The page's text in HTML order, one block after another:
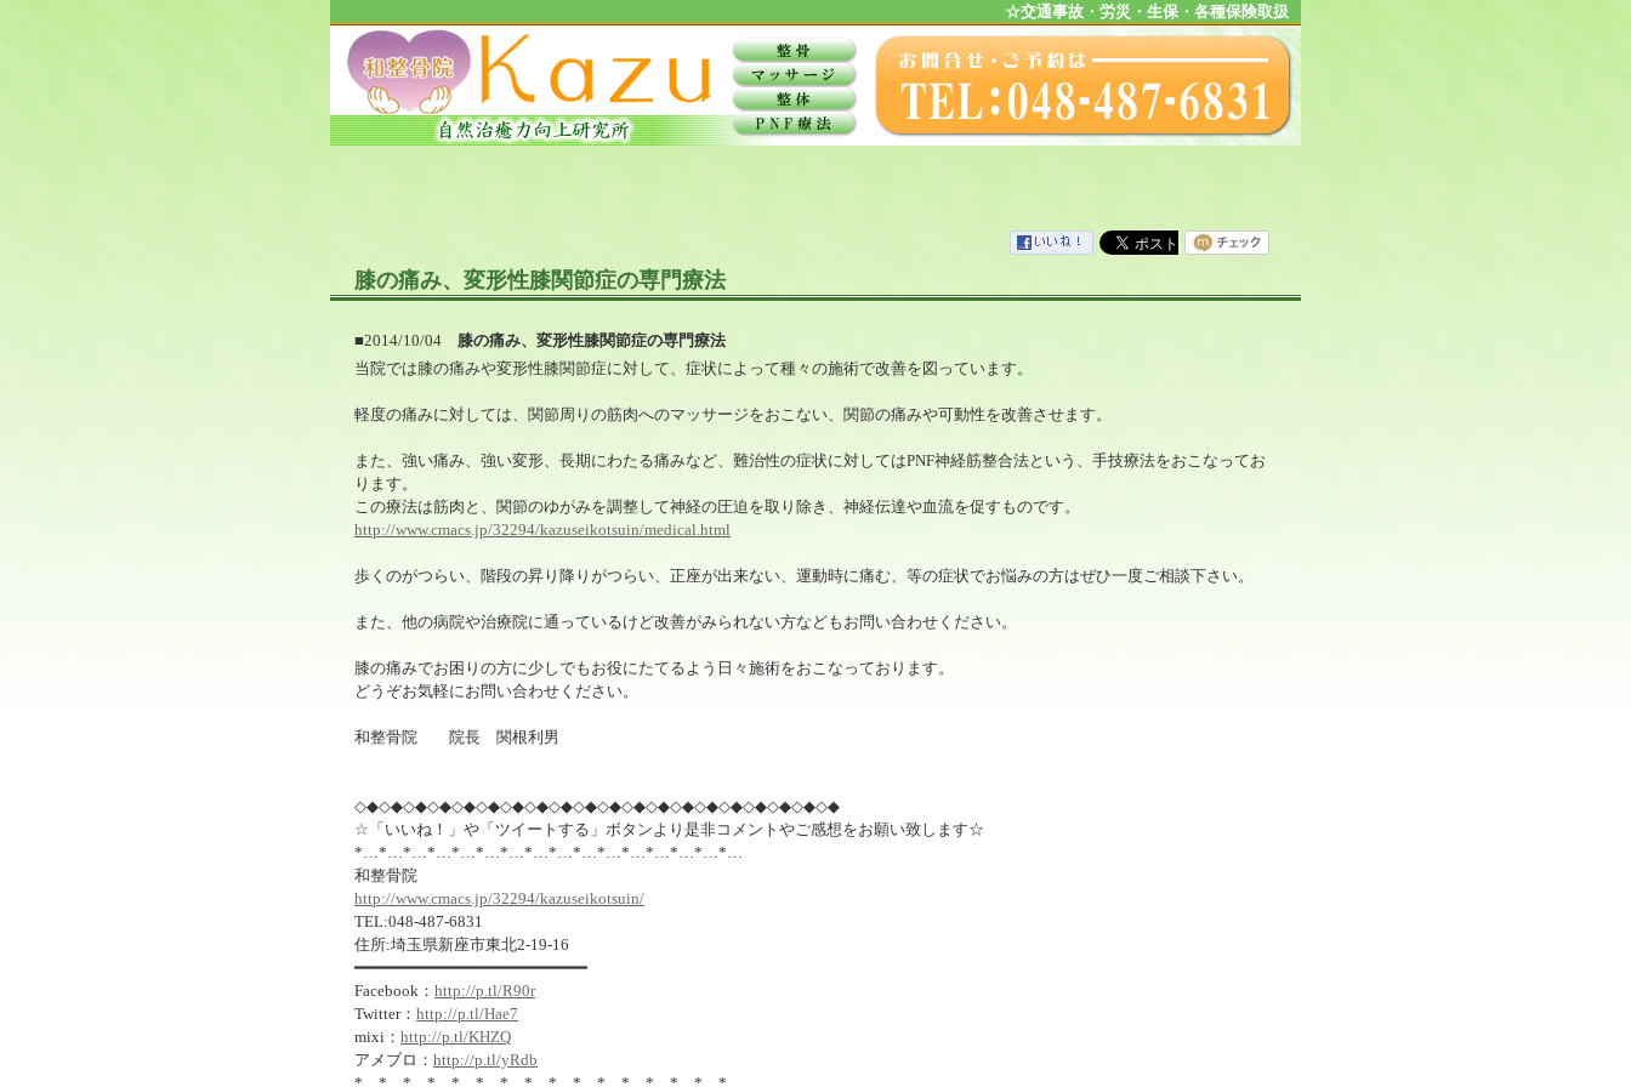
☆交通事故・労災・生保・各種保険取扱
膝の痛み、変形性膝関節症の専門療法
■2014/10/04
膝の痛み、変形性膝関節症の専門療法
当院では膝の痛みや変形性膝関節症に対して、症状によって種々の施術で改善を図っています。
軽度の痛みに対しては、関節周りの筋肉へのマッサージをおこない、関節の痛みや可動性を改善させます。
また、強い痛み、強い変形、長期にわたる痛みなど、難治性の症状に対してはPNF神経筋整合法という、手技療法をおこなってお
ります。
この療法は筋肉と、関節のゆがみを調整して神経の圧迫を取り除き、神経伝達や血流を促すものです。
http://www.cmacs.jp/32294/kazuseikotsuin/medical.html
歩くのがつらい、階段の昇り降りがつらい、正座が出来ない、運動時に痛む、等の症状でお悩みの方はぜひ一度ご相談下さい。
また、他の病院や治療院に通っているけど改善がみられない方などもお問い合わせください。
膝の痛みでお困りの方に少しでもお役にたてるよう日々施術をおこなっております。
どうぞお気軽にお問い合わせください。
和整骨院 院長 関根利男
◇◆◇◆◇◆◇◆◇◆◇◆◇◆◇◆◇◆◇◆◇◆◇◆◇◆◇◆◇◆◇◆◇◆◇◆◇◆◇◆
☆「いいね！」や「ツイートする」ボタンより是非コメントやご感想をお願い致します☆
*…*…*…*…*…*…*…*…*…*…*…*…*…*…*…*…
和整骨院
http://www.cmacs.jp/32294/kazuseikotsuin/
TEL:048-487-6831
住所:埼玉県新座市東北2-19-16
━━━━━━━━━━━━━━━━━━━━━━━━
Facebook： http://p.tl/R90r
Twitter： http://p.tl/Hae7
mixi： http://p.tl/KHZQ
アメブロ： http://p.tl/yRdb
*…*…*…*…*…*…*…*…*…*…*…*…*…*…*…*…